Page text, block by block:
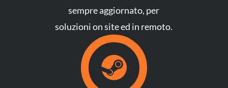
sempre aggiornato, per
soluzioni on site ed in remoto.